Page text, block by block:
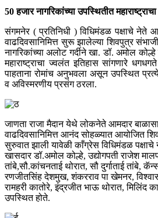
50 हजार नागरिकांच्या उपस्थितीत
संगमनेर ( प्रतिनिधी ) विधिमंडळ पक्षाचे नेते
वाढदिवसानिमित्त सुरू झालेल्या शिवपुत्र
नागरिकांच्या अलोट गर्दीने खा. डॉ. अमोल
महाराष्ट्राचा ज्वलंत इतिहास सांगणारे
पाहताना रोमांच अनुभवला असून उपस्थित
व अविस्मरणीय प्रसंग ठरला.
जाणता राजा मैदान येथे लोकनेते आमदार
वाढदिवसानिमित्त आनंद सोहळ्यात आयोजित
सुरुवात झाली यावेळी काँग्रेस विधिमंडळ पक्षाचे
खासदार डॉ.अमोल कोल्हे, उद्योगपती राजेश
तांबे,सौ.कांचनताई थोरात, सौ दुर्गाताई तांबे,
रणजीतसिंह देशमुख, शंकरराव पा खेमनर,
रामहरी कातोरे, इंद्रजीत भाऊ थोरात, मिलिंद
उपस्थित होते.